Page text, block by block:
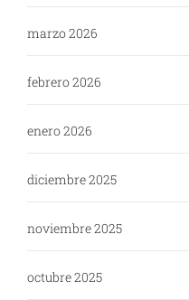
marzo 2026
febrero 2026
enero 2026
diciembre 2025
noviembre 2025
octubre 2025